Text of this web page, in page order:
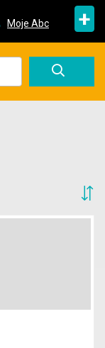
Moje Abc +